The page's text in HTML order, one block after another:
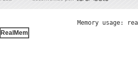
Memory usage:
RealMem